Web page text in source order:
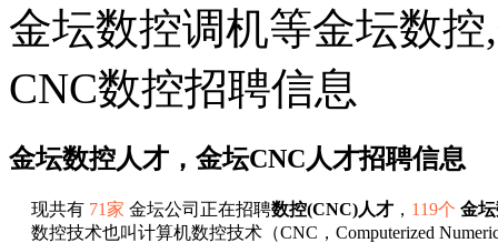
金坛数控人才，金坛CNC人才招聘信息
现共有 71家 金坛公司正在招聘数控(CNC)人才 ， 119个 金
数控技术也叫计算机数控技术（CNC，Computerized